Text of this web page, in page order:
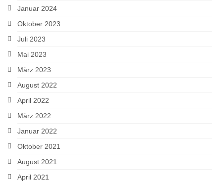
Januar 2024
Oktober 2023
Juli 2023
Mai 2023
März 2023
August 2022
April 2022
März 2022
Januar 2022
Oktober 2021
August 2021
April 2021